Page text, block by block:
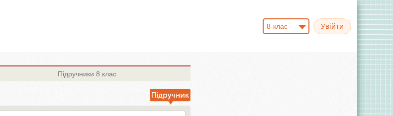
8-клас
Підручники 8 клас